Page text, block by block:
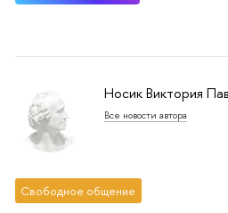
Носик Виктория
Все новости автора
Свободное общение